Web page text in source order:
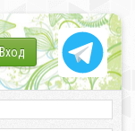
Вход